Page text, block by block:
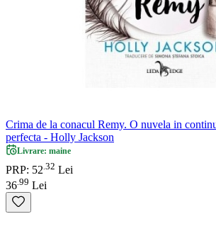
Crima de la conacul Remy. O nuvela in
perfecta - Holly Jackson
Livrare: maine
PRP: 52 32 Lei
36 99 Lei